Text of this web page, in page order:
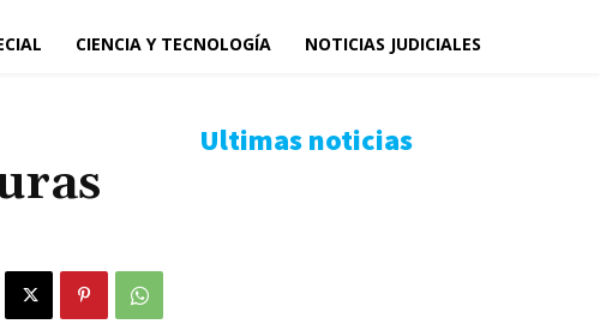
CIENCIA Y TECNOLOGÍA NOTICIAS JUDICIALES
Ultimas noticias